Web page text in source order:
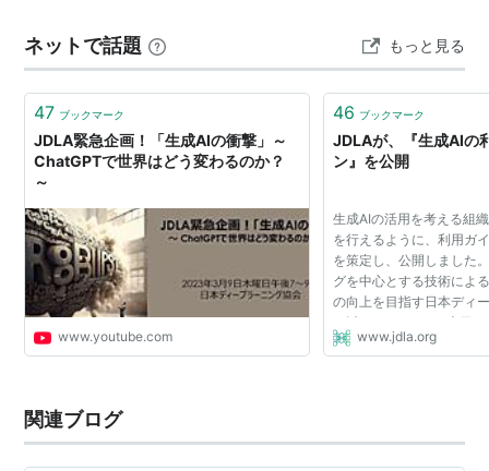
い。 この記事の要点 オンライン試験は2026年9月5日13
時、会場試験は9月…
ネットで話題 もっと見る
47 ブックマーク
JDLA緊急企画！「生成AIの衝撃」～
ChatGPTで世界はどう変わるのか？
～
www.youtube.com
46 ブックマーク
JDLAが、『生成AIの
ン』を公開
生成AIの活用を考える組
を行えるように、利用ガ
を策定し、公開しました
グを中心とする技術によ
の向上を目指す日本ディ
（以下JDLA）は、本日
（月）、『生成AIの利用
www.jdla.org
関連ブログ